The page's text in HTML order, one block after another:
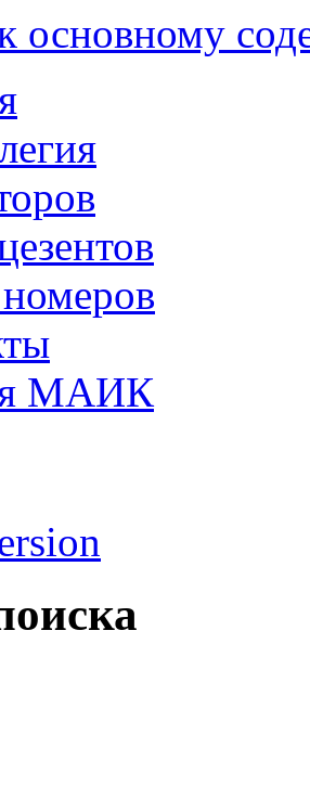
основному
МАИК